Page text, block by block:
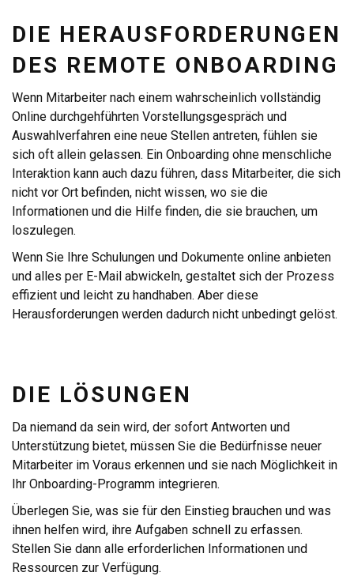
DIE HERAUSFORDERUNGEN
DES REMOTE ONBOARDING
Wenn Mitarbeiter nach einem wahrscheinlich vollständig
Online durchgehführten Vorstellungsgespräch und
Auswahlverfahren eine neue Stellen antreten, fühlen sie
sich oft allein gelassen. Ein Onboarding ohne menschliche
Interaktion kann auch dazu führen, dass Mitarbeiter, die sich
nicht vor Ort befinden, nicht wissen, wo sie die
Informationen und die Hilfe finden, die sie brauchen, um
loszulegen.
Wenn Sie Ihre Schulungen und Dokumente online anbieten
und alles per E-Mail abwickeln, gestaltet sich der Prozess
effizient und leicht zu handhaben. Aber diese
Herausforderungen werden dadurch nicht unbedingt gelöst.
DIE LÖSUNGEN
Da niemand da sein wird, der sofort Antworten und
Unterstützung bietet, müssen Sie die Bedürfnisse neuer
Mitarbeiter im Voraus erkennen und sie nach Möglichkeit in
Ihr Onboarding-Programm integrieren.
Überlegen Sie, was sie für den Einstieg brauchen und was
ihnen helfen wird, ihre Aufgaben schnell zu erfassen.
Stellen Sie dann alle erforderlichen Informationen und
Ressourcen zur Verfügung.